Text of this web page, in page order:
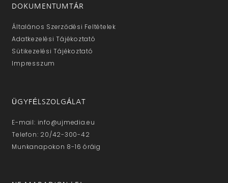
DOKUMENTUMTÁR
Általános Szerződési Feltételek
Adatkezelési Tájékoztató
Sütikezelési Tájékoztató
Impresszum
ÜGYFÉLSZOLGÁLAT
E-mail: info@ujmedia.eu
Telefon: 20/42-300-42
Munkanapokon 8-16 óráig